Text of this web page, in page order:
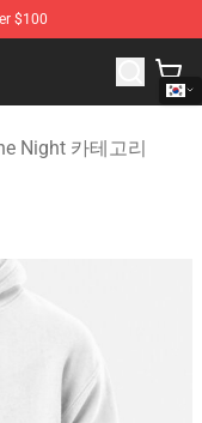
$100
of the Night
Night 카테고리